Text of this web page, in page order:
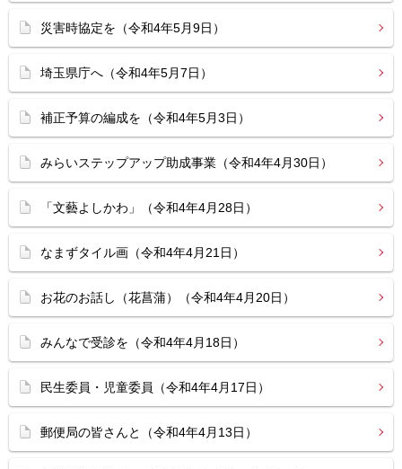
災害時協定を（令和4年5月9日）
埼玉県庁へ（令和4年5月7日）
補正予算の編成を（令和4年5月3日）
みらいステップアップ助成事業（令和4年4月30日）
「文藝よしかわ」（令和4年4月28日）
なまずタイル画（令和4年4月21日）
お花のお話し（花菖蒲）（令和4年4月20日）
みんなで受診を（令和4年4月18日）
民生委員・児童委員（令和4年4月17日）
郵便局の皆さんと（令和4年4月13日）